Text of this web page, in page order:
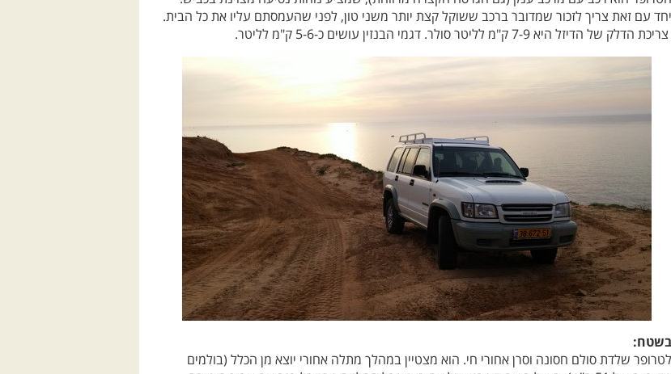
בשטח:
לטרופר שלדת סולם חסונה וסרן אחורי חי. הוא מצטיין במהלך מתלה אחורי יוצא מן הכלל (בולמים
בצורה כשרה למהדרין.